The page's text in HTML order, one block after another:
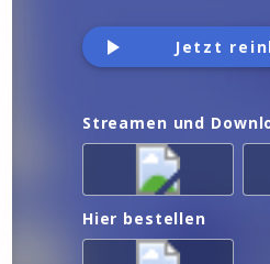
Jetzt
Streamen und
Hier bestellen